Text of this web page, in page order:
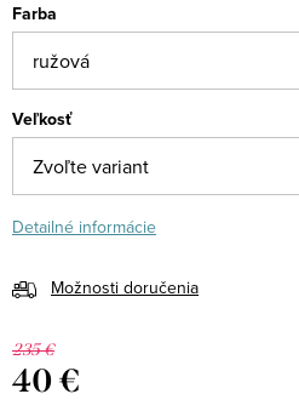
Farba
Veľkosť
Detailné informácie
Možnosti doručenia
235 €
40 €